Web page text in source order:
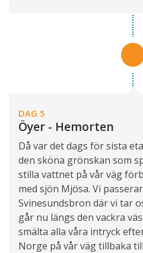
DAG 5
Öyer - Hemorten
Då var det dags för sista
den sköna grönskan som
stilla vattnet på vår väg
med sjön Mjösa. Vi
Svinesundsbron där vi tar
går nu längs den vackra
smälta alla våra intryck
Norge på vår väg tillbaka